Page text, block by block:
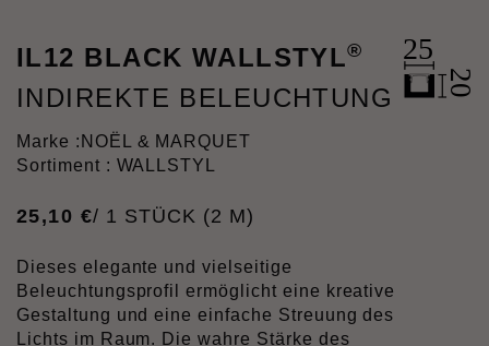
IL12 BLACK WALLSTYL®
INDIREKTE BELEUCHTUNG
Marke : NOËL & MARQUET
Sortiment : WALLSTYL
25,10 €/ 1 STÜCK (2 M)
Dieses elegante und vielseitige
Beleuchtungsprofil ermöglicht eine kreative
Gestaltung und eine einfache Streuung des
Lichts im Raum. Die wahre Stärke des